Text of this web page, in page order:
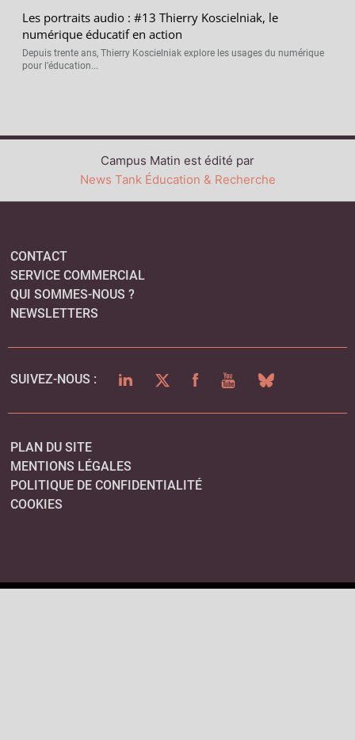
Les portraits audio : #13 Thierry Koscielniak, le
numérique éducatif en action
Depuis trente ans, Thierry Koscielniak explore les usages du numérique
pour l’éducation...
Campus Matin est édité par
News Tank Éducation & Recherche
CONTACT
SERVICE COMMERCIAL
QUI SOMMES-NOUS ?
NEWSLETTERS
SUIVEZ-NOUS : LINKEDINTWITTERFACEBOOKYOUTUBEBLUESKY
PLAN DU SITE
MENTIONS LÉGALES
POLITIQUE DE CONFIDENTIALITÉ
COOKIES